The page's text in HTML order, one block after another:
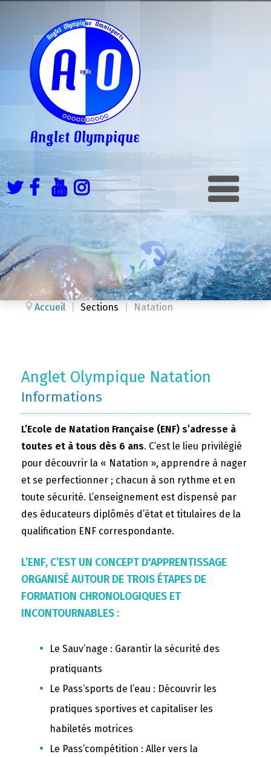
Accueil Sections Natation
Anglet Olympique Natation
Informations
L’Ecole de Natation Française (ENF) s’adresse à
toutes et à tous dès 6 ans. C’est le lieu privilégié
pour découvrir la « Natation », apprendre à nager
et se perfectionner ; chacun à son rythme et en
toute sécurité. L’enseignement est dispensé par
des éducateurs diplômés d’état et titulaires de la
qualification ENF correspondante.
L’ENF, C’EST UN CONCEPT D'APPRENTISSAGE
ORGANISÉ AUTOUR DE TROIS ÉTAPES DE
FORMATION CHRONOLOGIQUES ET
INCONTOURNABLES :
Le Sauv’nage : Garantir la sécurité des
pratiquants
Le Pass’sports de l’eau : Découvrir les
pratiques sportives et capitaliser les
habiletés motrices
Le Pass’compétition : Aller vers la